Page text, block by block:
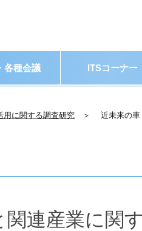
各種会議 ITSコーナー
用に関する調査研究 ＞ 近未来の車
連産業に関